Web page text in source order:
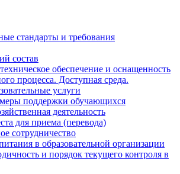
стандарты и требования
состав
обеспечение и оснащенность
процесса. Доступная среда.
услуги
поддержки обучающихся
деятельность
для приема (перевода)
сотрудничество
в образовательной организации
и порядок текущего контроля в